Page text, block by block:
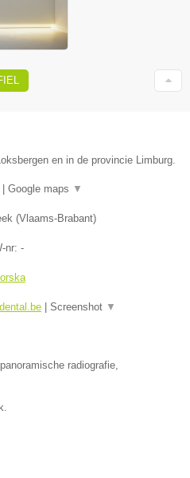
en in de provincie Limburg.
Google maps ▼
(Vlaams-Brabant)
nr: -
Screenshot ▼
radiografie,